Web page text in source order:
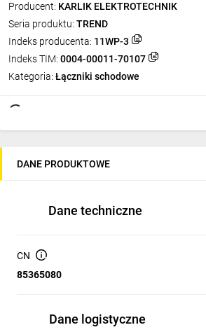
Producent: KARLIK ELEKTROTECHNIK
Seria produktu: TREND
Indeks producenta: 11WP-3
Indeks TIM: 0004-00011-70107
Kategoria: Łączniki schodowe
DANE PRODUKTOWE
Dane techniczne
CN
85365080
Dane logistyczne